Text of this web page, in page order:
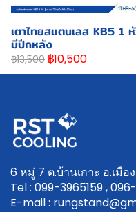
เตาไทยสแตนเลส KB5 1
มีปีกหลัง
฿13,500 ฿10,500
6 หมู่ 7 ต.บ้านเกาะ อ.เมื
Tel : 099-3965159 ,
E-mail :